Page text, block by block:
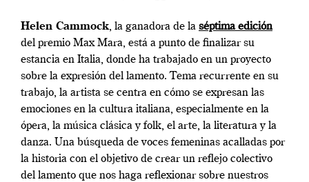
Helen Cammock, la ganadora de la séptima edición
del premio Max Mara, está a punto de finalizar su
estancia en Italia, donde ha trabajado en un proyecto
sobre la expresión del lamento. Tema recurrente en su
trabajo, la artista se centra en cómo se expresan las
emociones en la cultura italiana, especialmente en la
ópera, la música clásica y folk, el arte, la literatura y la
danza. Una búsqueda de voces femeninas acalladas por
la historia con el objetivo de crear un reflejo colectivo
del lamento que nos haga reflexionar sobre nuestros